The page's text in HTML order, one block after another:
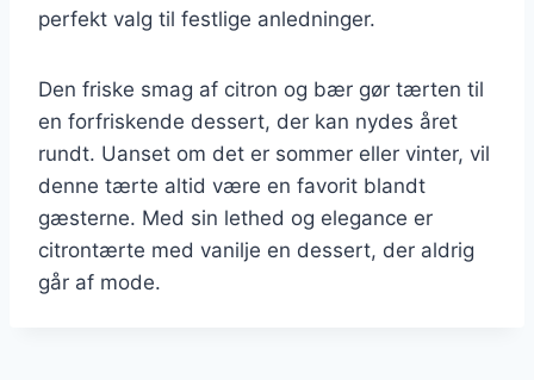
perfekt valg til festlige anledninger.
Den friske smag af citron og bær gør tærten til
en forfriskende dessert, der kan nydes året
rundt. Uanset om det er sommer eller vinter, vil
denne tærte altid være en favorit blandt
gæsterne. Med sin lethed og elegance er
citrontærte med vanilje en dessert, der aldrig
går af mode.